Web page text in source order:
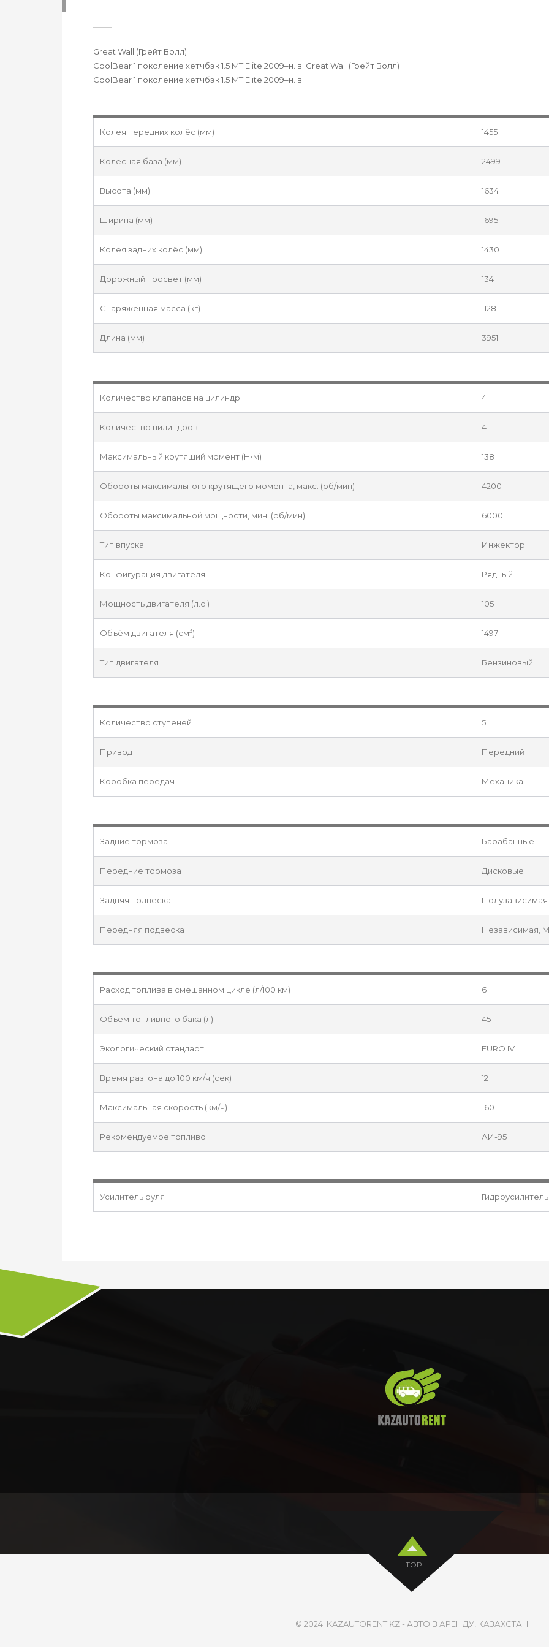
Great Wall (Грейт Волл)
CoolBear 1 поколение хетчбэк 1.5 MT Elite 2009–н. в. Great Wall (Грейт Волл)
CoolBear 1 поколение хетчбэк 1.5 MT Elite 2009–н. в.
Колея передних колёс (мм) 1455
Колёсная база (мм) 2499
Высота (мм) 1634
Ширина (мм) 1695
Колея задних колёс (мм) 1430
Дорожный просвет (мм) 134
Снаряженная масса (кг) 1128
Длина (мм) 3951
Количество клапанов на цилиндр 4
Количество цилиндров 4
Максимальный крутящий момент (Н•м) 138
Обороты максимального крутящего момента, макс. (об/мин) 4200
Обороты максимальной мощности, мин. (об/мин) 6000
Тип впуска Инжектор
Конфигурация двигателя Рядный
Мощность двигателя (л.с.) 105
Объём двигателя (см3) 1497
Тип двигателя Бензиновый
Количество ступеней 5
Привод Передний
Коробка передач Механика
Задние тормоза Барабанные
Передние тормоза Дисковые
Задняя подвеска Полузависимая
Передняя подвеска Независимая,
Расход топлива в смешанном цикле (л/100 км) 6
Объём топливного бака (л) 45
Экологический стандарт EURO IV
Время разгона до 100 км/ч (сек) 12
Максимальная скорость (км/ч) 160
Рекомендуемое топливо АИ-95
Усилитель руля Гидроусилитель
TOP
© 2024. KAZAUTORENT.KZ - АВТО В АРЕНДУ, КАЗАХСТАН